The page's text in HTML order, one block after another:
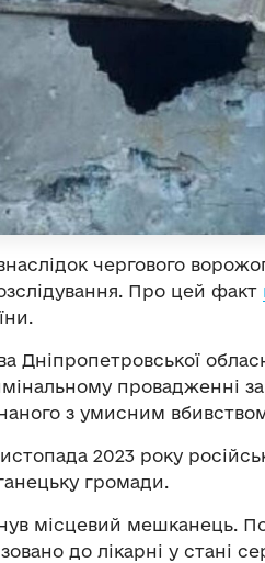
чергового
Про цей факт
Дніпропетровської
провадженні
з умисним
2023 року
громади.
місцевий мешканець.
до лікарні у стані